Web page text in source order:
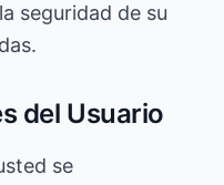
seguridad de su
del Usuario
se